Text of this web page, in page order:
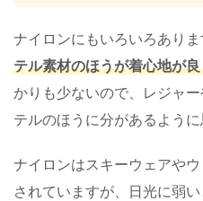
ナイロンにもいろいろありま
テル素材のほうが着心地が
かりも少ないので、レジャ
テルのほうに分があるように
ナイロンはスキーウェアや
されていますが、日光に弱